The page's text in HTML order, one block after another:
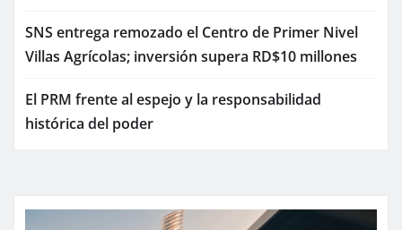
SNS entrega remozado el Centro de Primer Nivel
Villas Agrícolas; inversión supera RD$10 millones
El PRM frente al espejo y la responsabilidad
histórica del poder